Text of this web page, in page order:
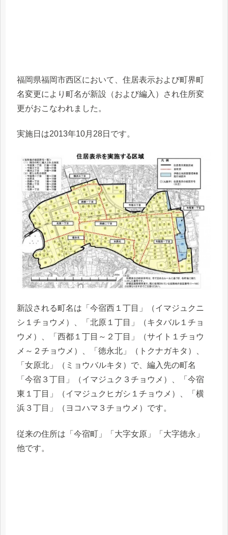
福岡県福岡市西区において、住居表示および町界町
名変更により町名が新設（および編入）され住所変
更がおこなわれました。
実施日は2013年10月28日です。
新設される町名は「今宿西１丁目」（イマジュクニ
シ１チョウメ）、「北原１丁目」（キタバル１チョ
ウメ）、「西都１丁目～２丁目」（サイト１チョウ
メ～２チョウメ）、「徳永北」（トクナガキタ）、
「女原北」（ミョウバルキタ）で、編入先の町名
「今宿３丁目」（イマジュク３チョウメ）、「今宿
東１丁目」（イマジュクヒガシ１チョウメ）、「横
浜３丁目」（ヨコハマ３チョウメ）です。
従来の住所は「今宿町」「大字女原」「大字徳永」
他です。